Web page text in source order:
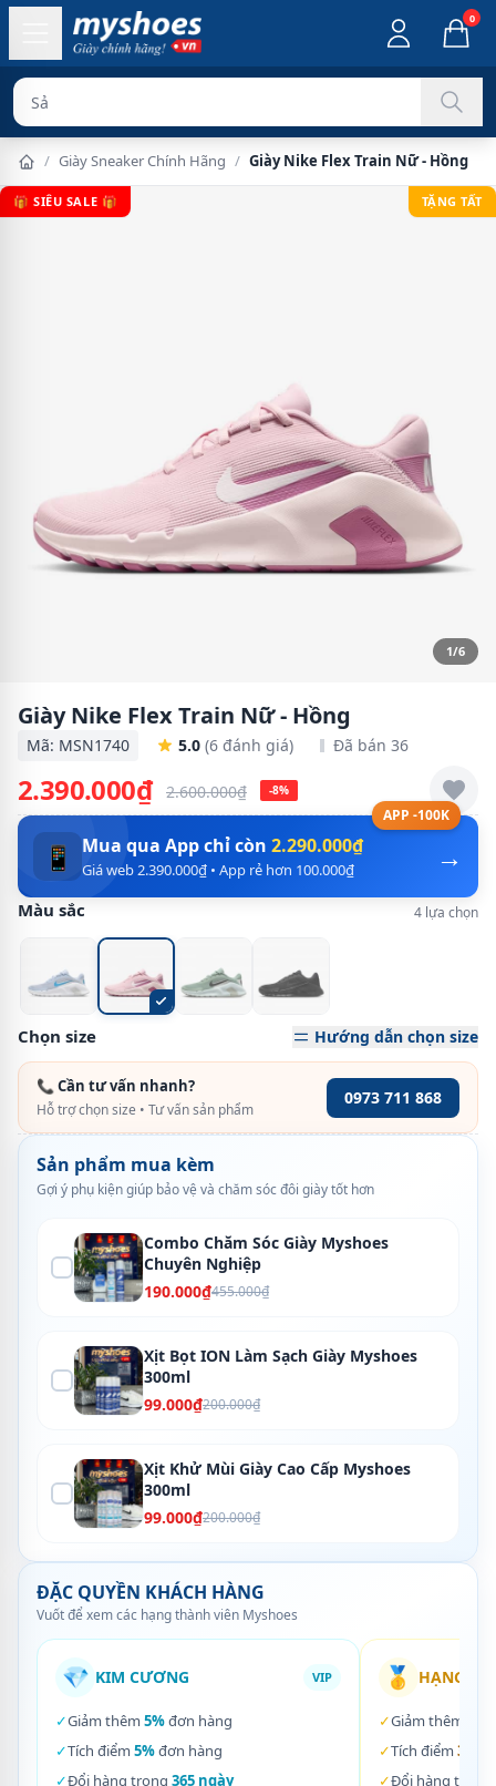
0
Sản phẩm chín
/ Giày Sneaker Chính Hãng / Giày Nike Flex Train Nữ - Hồng
🎁 SIÊU SALE 🎁 TẶNG TẤT
1/6
Giày Nike Flex Train Nữ - Hồng
Mã: MSN1740 5.0 (6 đánh giá) Đã bán 36
2.390.000₫ 2.600.000₫ -8%
APP -100K
→
📱 Mua qua App chỉ còn 2.290.000₫
Giá web 2.390.000₫ • App rẻ hơn 100.000₫
Màu sắc 4 lựa chọn
Chọn size Hướng dẫn chọn size
📞 Cần tư vấn nhanh?
Hỗ trợ chọn size • Tư vấn sản phẩm
0973 711 868
Sản phẩm mua kèm
Gợi ý phụ kiện giúp bảo vệ và chăm sóc đôi giày tốt hơn
Combo Chăm Sóc Giày Myshoes
Chuyên Nghiệp
190.000₫455.000₫
Xịt Bọt ION Làm Sạch Giày Myshoes
300ml
99.000₫200.000₫
Xịt Khử Mùi Giày Cao Cấp Myshoes
300ml
99.000₫200.000₫
ĐẶC QUYỀN KHÁCH HÀNG
Vuốt để xem các hạng thành viên Myshoes
💎 KIM CƯƠNG VIP
✓Giảm thêm 5%đơn hàng
✓Tích điểm 5%đơn hàng
✓Đổi hàng trong 365 ngày
🥇 HẠNG
✓Giảm thêm
✓Tích điểm 3%
✓Đổi hàng trong